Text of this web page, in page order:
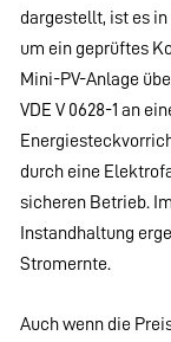
dargestellt, ist es
um ein geprüftes
Mini-PV-Anlage
VDE V 0628-1 an
durch eine
sicheren Betrieb.
Instandhaltung
Stromernte.
Auch wenn die